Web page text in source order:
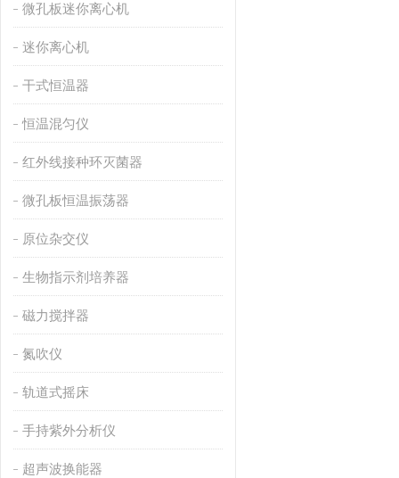
微孔板迷你离心机
迷你离心机
干式恒温器
恒温混匀仪
红外线接种环灭菌器
微孔板恒温振荡器
原位杂交仪
生物指示剂培养器
磁力搅拌器
氮吹仪
轨道式摇床
手持紫外分析仪
超声波换能器